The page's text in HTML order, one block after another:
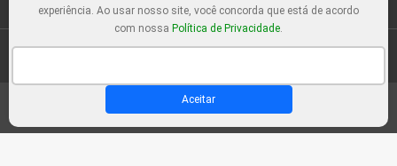
experiência. Ao usar nosso site, você concorda que está de acordo
com nossa Política de Privacidade.
Aceitar
Sair da versão mobile